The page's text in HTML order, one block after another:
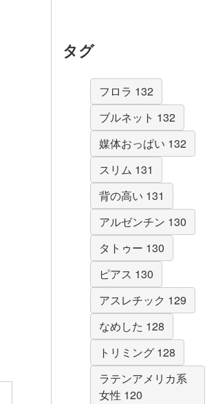
タグ
フロラ 132
ブルネット 132
媒体おっぱい 132
スリム 131
背の高い 131
アルゼンチン 130
タトゥー 130
ピアス 130
アスレチック 129
なめした 128
トリミング 128
ラテンアメリカ系
女性 120